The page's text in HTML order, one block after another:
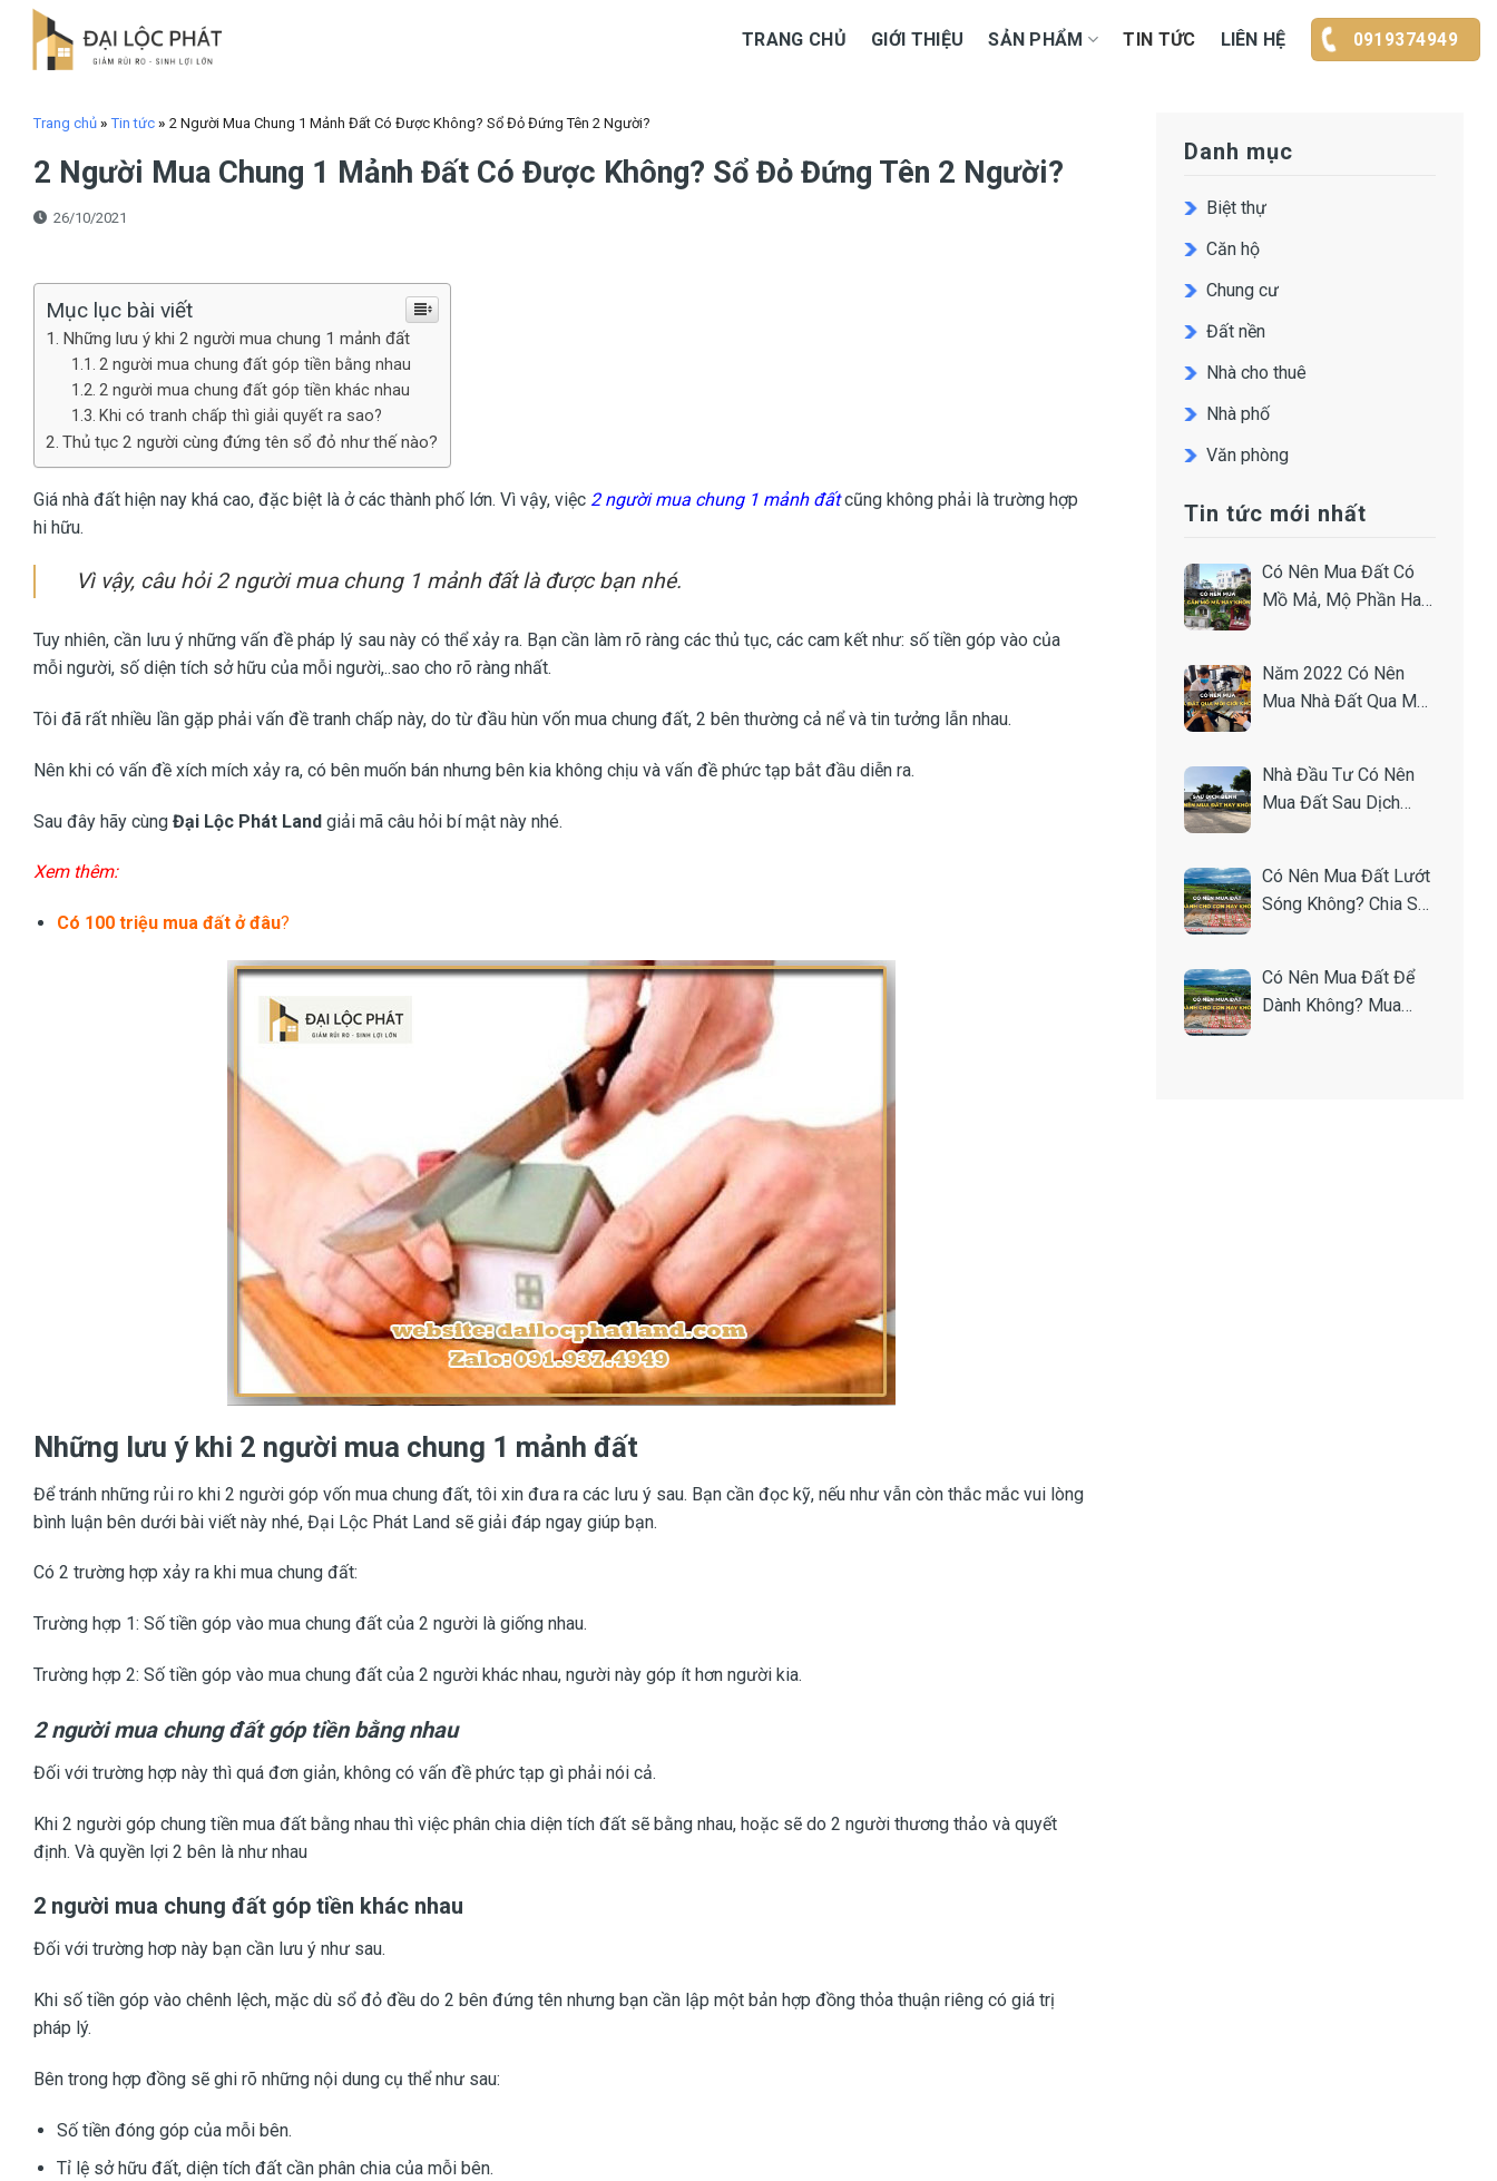
Skip
content
TRANG CHỦ GIỚI THIỆU SẢN PHẨM TIN TỨC LIÊN HỆ 0919374949
Trang chủ »Tin tức » 2 Người Mua Chung 1 Mảnh Đất Có Được Không? Sổ Đỏ Đứng Tên 2 Người?
2 Người Mua Chung 1 Mảnh Đất Có Được Không? Sổ Đỏ Đứng Tên 2 Người?
26/10/2021
Mục lục bài viết
Những lưu ý khi 2 người mua chung 1 mảnh đất
2 người mua chung đất góp tiền bằng nhau
2 người mua chung đất góp tiền khác nhau
Khi có tranh chấp thì giải quyết ra sao?
Thủ tục 2 người cùng đứng tên sổ đỏ như thế nào?
Giá nhà đất hiện nay khá cao, đặc biệt là ở các thành phố lớn. Vì vậy, việc 2 người mua chung 1 mảnh đấtcũng không phải là trường hợp
hi hữu.
Vì vậy, câu hỏi 2 người mua chung 1 mảnh đất là được bạn nhé.
Tuy nhiên, cần lưu ý những vấn đề pháp lý sau này có thể xảy ra. Bạn cần làm rõ ràng các thủ tục, các cam kết như: số tiền góp vào của
mỗi người, số diện tích sở hữu của mỗi người,..sao cho rõ ràng nhất.
Tôi đã rất nhiều lần gặp phải vấn đề tranh chấp này, do từ đầu hùn vốn mua chung đất, 2 bên thường cả nể và tin tưởng lẫn nhau.
Nên khi có vấn đề xích mích xảy ra, có bên muốn bán nhưng bên kia không chịu và vấn đề phức tạp bắt đầu diễn ra.
Sau đây hãy cùng Đại Lộc Phát Land giải mã câu hỏi bí mật này nhé.
Xem thêm:
Có 100 triệu mua đất ở đâu?
Những lưu ý khi 2 người mua chung 1 mảnh đất
Để tránh những rủi ro khi 2 người góp vốn mua chung đất, tôi xin đưa ra các lưu ý sau. Bạn cần đọc kỹ, nếu như vẫn còn thắc mắc vui lòng
bình luận bên dưới bài viết này nhé, Đại Lộc Phát Land sẽ giải đáp ngay giúp bạn.
Có 2 trường hợp xảy ra khi mua chung đất:
Trường hợp 1: Số tiền góp vào mua chung đất của 2 người là giống nhau.
Trường hợp 2: Số tiền góp vào mua chung đất của 2 người khác nhau, người này góp ít hơn người kia.
2 người mua chung đất góp tiền bằng nhau
Đối với trường hợp này thì quá đơn giản, không có vấn đề phức tạp gì phải nói cả.
Khi 2 người góp chung tiền mua đất bằng nhau thì việc phân chia diện tích đất sẽ bằng nhau, hoặc sẽ do 2 người thương thảo và quyết
định. Và quyền lợi 2 bên là như nhau
2 người mua chung đất góp tiền khác nhau
Đối với trường hơp này bạn cần lưu ý như sau.
Khi số tiền góp vào chênh lệch, mặc dù sổ đỏ đều do 2 bên đứng tên nhưng bạn cần lập một bản hợp đồng thỏa thuận riêng có giá trị
pháp lý.
Bên trong hợp đồng sẽ ghi rõ những nội dung cụ thể như sau:
Số tiền đóng góp của mỗi bên.
Tỉ lệ sở hữu đất, diện tích đất cần phân chia của mỗi bên.
Danh mục
Biệt thự
Căn hộ
Chung cư
Đất nền
Nhà cho thuê
Nhà phố
Văn phòng
Tin tức mới nhất
Có Nên Mua Đất Có
Mồ Mả, Mộ Phần Hay
Năm 2022 Có Nên
Mua Nhà Đất Qua Môi
Nhà Đầu Tư Có Nên
Mua Đất Sau Dịch
Có Nên Mua Đất Lướt
Sóng Không? Chia Sẻ
Có Nên Mua Đất Để
Dành Không? Mua